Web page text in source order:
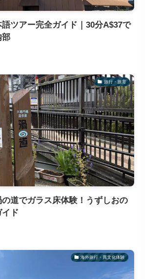
ツアー完全ガイド｜30分A$37で
部
旅行・旅育
の道でガラス床体験！うずしおの
イド
海外旅行・異文化体験